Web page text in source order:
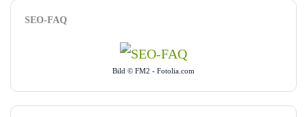
SEO-FAQ
Bild © FM2 - Fotolia.com